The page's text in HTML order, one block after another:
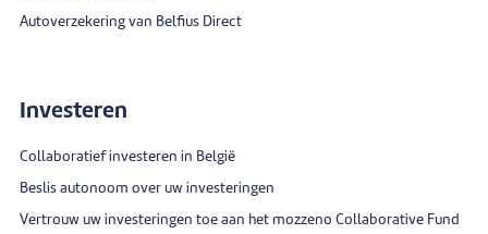
Autoverzekering van Belfius Direct
Investeren
Collaboratief investeren in België
Beslis autonoom over uw investeringen
Vertrouw uw investeringen toe aan het mozzeno Collaborative Fund